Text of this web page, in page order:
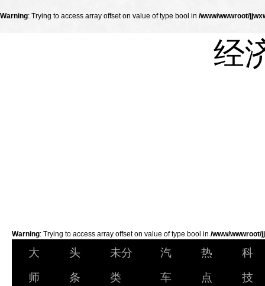
Warning: Trying to access array offset on value of type bool in /www/wwwroot/
经
Warning: Trying to access array offset on value of type bool in /www/wwwroot/
大
师
头
条
未分
类
汽
车
热
点
科
技